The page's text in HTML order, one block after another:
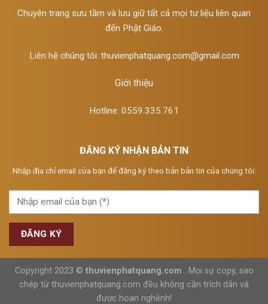
Chuyên trang sưu tầm và lưu giữ tất cả mọi tư liệu liên quan
đến Phật Giáo.
Liên hệ chúng tôi: thuvienphatquang.com@gmail.com
Giới thiệu
Hotline: 0559.335.761
ĐĂNG KÝ NHẬN BẢN TIN
Nhập địa chỉ email của bạn để đăng ký theo bản bản tin của chúng tôi:
Copyright 2023 © thuvienphatquang.com . Mọi sự copy, sao
chép từ thuvienphatquang.com đều không cần trích dẫn và
được hoan nghênh!